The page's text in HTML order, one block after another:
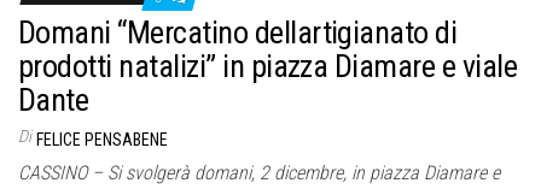
Domani “Mercatino dellartigianato di
prodotti natalizi” in piazza Diamare e viale
Dante
Di FELICE PENSABENE
CASSINO – Si svolgerà domani, 2 dicembre, in piazza Diamare e